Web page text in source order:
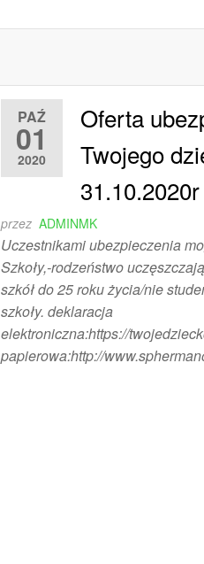
PAŹ
01
2020
Oferta
Twojego
31.10.2020r
przez ADMINMK
Uczestnikami ubezpieczenia
Szkoły,-rodzeństwo
szkół do 25 roku życia/nie
szkoły. deklaracja
elektroniczna:https://
papierowa:http://